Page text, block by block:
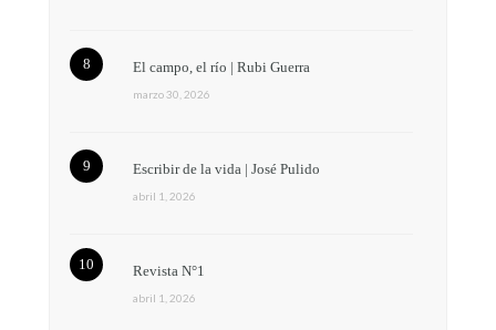
El campo, el río | Rubi Guerra
marzo 30, 2026
Escribir de la vida | José Pulido
abril 1, 2026
Revista N°1
abril 1, 2026